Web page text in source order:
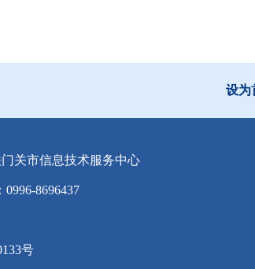
设为
关市信息技术服务中心
8696437
号